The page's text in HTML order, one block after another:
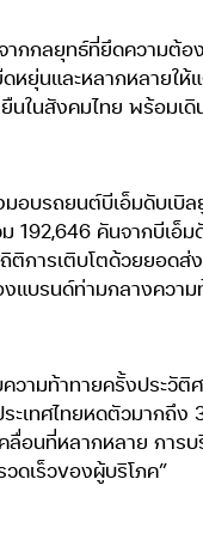
กกลยุทธ์ที่ยึดความต้อ
หยุ่นและหลากหลายใ
ในสังคมไทย พร้อมเดิ
อบรถยนต์บีเอ็มดับเบิ
คันจากบีเอ็ม
การเติบโตด้วยยอดส่
แบรนด์ท่ามกลางความ
ามท้าทายครั้งประวัติศ
เทศไทยหดตัวมากถึง
ลื่อนที่หลากหลาย การ
ดเร็วของผู้บริโภค”